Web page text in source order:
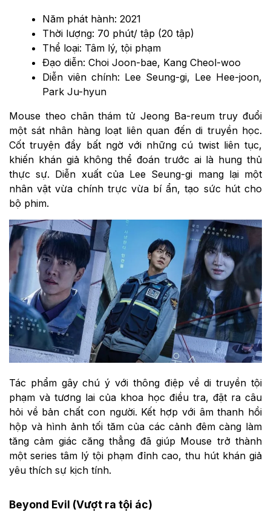
Năm phát hành: 2021
Thời lượng: 70 phút/ tập (20 tập)
Thể loại: Tâm lý, tội phạm
Đạo diễn: Choi Joon-bae, Kang Cheol-woo
Diễn viên chính: Lee Seung-gi, Lee Hee-joon,
Park Ju-hyun
Mouse theo chân thám tử Jeong Ba-reum truy đuổi
một sát nhân hàng loạt liên quan đến di truyền học.
Cốt truyện đầy bất ngờ với những cú twist liên tục,
khiến khán giả không thể đoán trước ai là hung thủ
thực sự. Diễn xuất của Lee Seung-gi mang lại một
nhân vật vừa chính trực vừa bí ẩn, tạo sức hút cho
bộ phim.
Tác phẩm gây chú ý với thông điệp về di truyền tội
phạm và tương lai của khoa học điều tra, đặt ra câu
hỏi về bản chất con người. Kết hợp với âm thanh hồi
hộp và hình ảnh tối tăm của các cảnh đêm càng làm
tăng cảm giác căng thẳng đã giúp Mouse trở thành
một series tâm lý tội phạm đỉnh cao, thu hút khán giả
yêu thích sự kịch tính.
Beyond Evil (Vượt ra tội ác)